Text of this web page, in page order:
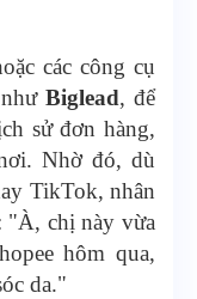
các công cụ
Biglead, để
sử đơn hàng,
Nhờ đó, dù
TikTok, nhân
"À, chị này vừa
hôm qua,
da."